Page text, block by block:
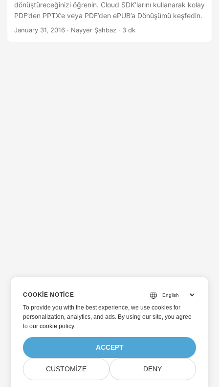
dönüştüreceğinizi öğrenin. Cloud SDK’larını kullanarak kolay
PDF’den PPTX’e veya PDF’den ePUB’a Dönüşümü keşfedin.
January 31, 2016 · Nayyer Şahbaz · 3 dk
COOKIE NOTICE
To provide you with the best experience, we use cookies for
personalization, analytics, and ads. By using our site, you agree
toour cookie policy.
ACCEPT
CUSTOMIZE DENY